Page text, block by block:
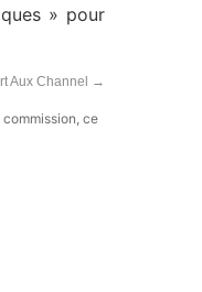
» pour
Aux Channel →
ce